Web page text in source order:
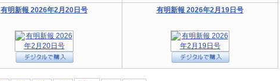
有明新報 2026年2月20日号 有明新報 2026年2月19日号